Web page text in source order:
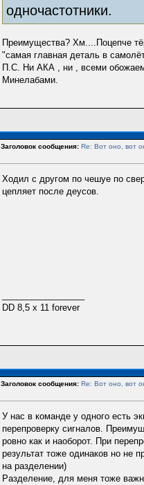
одночастотники.
Преимущества? Хм....Поцепче
"самая главная деталь в
П.С. Ни АКА , ни , всеми
Минелабами.
Заголовок сообщения: Re: Вот оно, вот
Ходил с другом по чешуе по
цепляет после деусов.
DD 8,5 x 11 forever
Заголовок сообщения: Re: Вот оно, вот
У нас в команде у одного есть
перепроверку сигналов.
ровно как и наоборот. При
результат тоже одинаков но не
на разделении)
Разделение, для меня тоже